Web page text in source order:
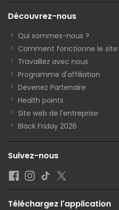
Découvrez-nous
Qui sommes-nous ?
Comment fonctionne le site
Travaillez avec nous
Programme d'affiliation
Devenez Partenaire
Health points
Site web de l'entreprise
Black Friday 2026
Suivez-nous
Téléchargez l'application